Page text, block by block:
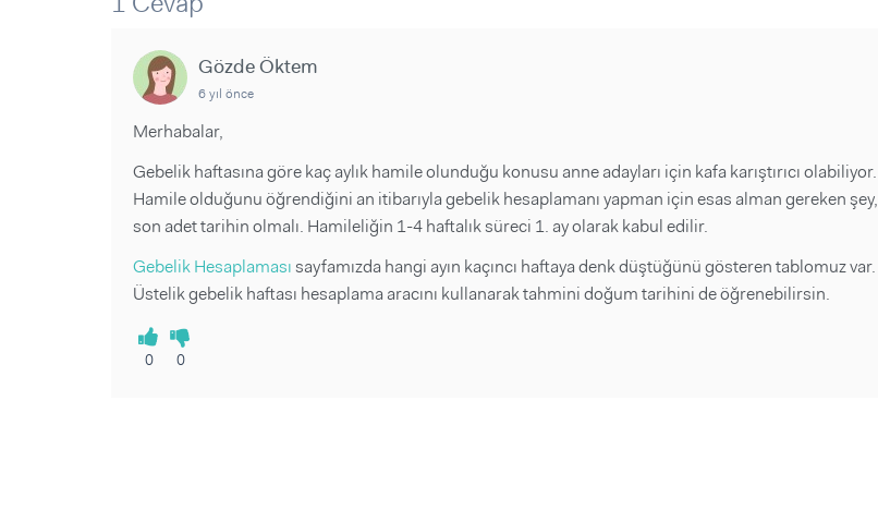
Gözde Öktem
6 yıl önce
Merhabalar,
Gebelik haftasına göre kaç aylık hamile olunduğu konusu anne adayları için kafa karıştırıcı olabiliyor.
Hamile olduğunu öğrendiğini an itibarıyla gebelik hesaplamanı yapman için esas alman gereken şey,
son adet tarihin olmalı. Hamileliğin 1-4 haftalık süreci 1. ay olarak kabul edilir.
Gebelik Hesaplamasısayfamızda hangi ayın kaçıncı haftaya denk düştüğünü gösteren tablomuz var.
Üstelik gebelik haftası hesaplama aracını kullanarak tahmini doğum tarihini de öğrenebilirsin.
0 0